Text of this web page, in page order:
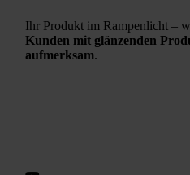
Ihr Produkt im Rampenlicht –
Kunden mit glänzenden
aufmerksam.